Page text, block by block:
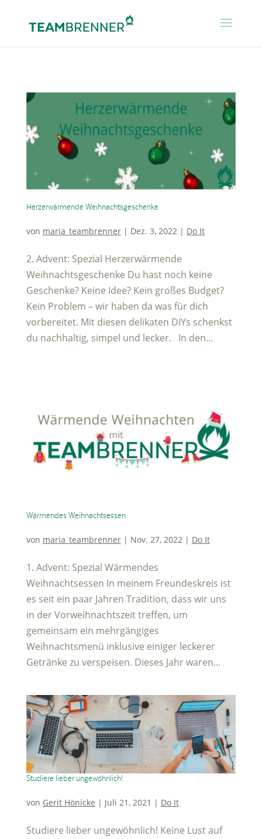
Herzerwärmende Weihnachtsgeschenke
von maria_teambrenner| Dez. 3, 2022| Do It
2. Advent: Spezial Herzerwärmende
Weihnachtsgeschenke Du hast noch keine
Geschenke? Keine Idee? Kein großes Budget?
Kein Problem – wir haben da was für dich
vorbereitet. Mit diesen delikaten DIYs schenkst
du nachhaltig, simpel und lecker. In den...
Wärmendes Weihnachtsessen
von maria_teambrenner| Nov. 27, 2022| Do It
1. Advent: Spezial Wärmendes
Weihnachtsessen In meinem Freundeskreis ist
es seit ein paar Jahren Tradition, dass wir uns
in der Vorweihnachtszeit treffen, um
gemeinsam ein mehrgängiges
Weihnachtsmenü inklusive einiger leckerer
Getränke zu verspeisen. Dieses Jahr waren...
Studiere lieber ungewöhnlich!
von Gerit Hönicke | Juli 21, 2021 | Do It
Studiere lieber ungewöhnlich! Keine Lust auf